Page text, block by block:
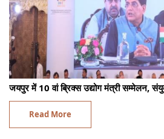
जयपुर में 10 वां ब्रिक्स उद्योग मंत्री सम्मेलन,
Read More